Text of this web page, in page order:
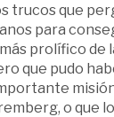
trucos que
para
prolífico de
que pudo
o que